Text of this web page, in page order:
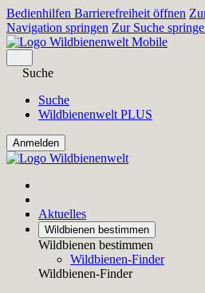
Bedienhilfen Barrierefreiheit öffnen
Navigation springen Zur Suche
Suche
Suche
Wildbienenwelt PLUS
Aktuelles
Wildbienen bestimmen
Wildbienen bestimmen
Wildbienen-Finder
Wildbienen-Finder